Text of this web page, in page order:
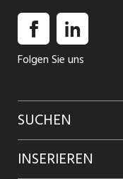
Folgen Sie uns
SUCHEN
Jobs suchen
INSERIEREN